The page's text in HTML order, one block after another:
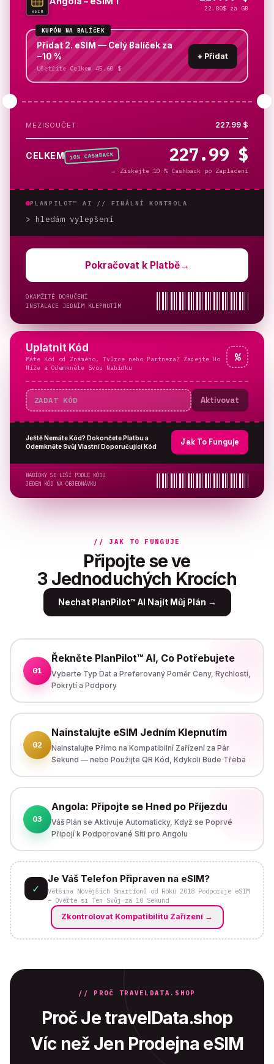
eSIM 22.80$ za GB
KUPÓN NA BALÍČEK
Přidat 2. eSIM — Celý Balíček za
−10 %
Ušetříte Celkem 45.60 $
+ Přidat
MEZISOUČET 227.99 $
CELKEM 10% CASHBACK 227.99 $
→ Získejte 10 % Cashback po Zaplacení
PLANPILOT™ AI // FINÁLNÍ KONTROLA
> hledám vylepšení
Pokračovat k Platbě→
OKAMŽITÉ DORUČENÍ
INSTALACE JEDNÍM KLEPNUTÍM
Uplatnit Kód
Máte Kód od Známého, Tvůrce nebo Partnera? Zadejte Ho
Níže a Odemkněte Svou Nabídku
%
Aktivovat
Ještě Nemáte Kód? Dokončete Platbu a
Odemkněte Svůj Vlastní Doporučující Kód
Jak To Funguje
NABÍDKY SE LIŠÍ PODLE KÓDU
JEDEN KÓD NA OBJEDNÁVKU
// JAK TO FUNGUJE
Připojte se ve
3 Jednoduchých Krocích
Nechat PlanPilot™ AI Najít Můj Plán →
01
Řekněte PlanPilot™ AI, Co Potřebujete
Vyberte Typ Dat a Preferovaný Poměr Ceny, Rychlosti,
Pokrytí a Podpory
02
Nainstalujte eSIM Jedním Klepnutím
Nainstalujte Přímo na Kompatibilní Zařízení za Pár
Sekund — nebo Použijte QR Kód, Kdykoli Bude Třeba
03
Angola: Připojte se Hned po Příjezdu
Váš Plán se Aktivuje Automaticky, Když se Poprvé
Připojí k Podporované Síti pro Angolu
✓
Je Váš Telefon Připraven na eSIM?
Většina Novějších Smartfonů od Roku 2018 Podporuje eSIM
– Ověřte si Ten Svůj za 10 Sekund
Zkontrolovat Kompatibilitu Zařízení →
// PROČ TRAVELDATA.SHOP
Proč Je travelData.shop
Víc než Jen Prodejna eSIM